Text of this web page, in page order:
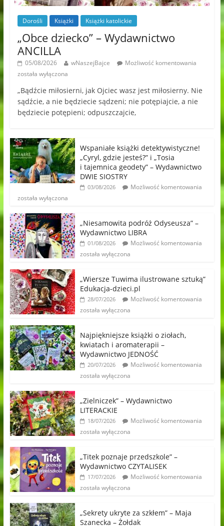
Dorośli Książki Książki katolickie
„Obce dziecko” – Wydawnictwo
ANCILLA
05/08/2026 wNaszejBajce
Możliwość komentowania
została wyłączona
„Bądźcie miłosierni, jak Ojciec wasz jest miłosierny. Nie
sądźcie, a nie będziecie sądzeni; nie potępiajcie, a nie
będziecie potępieni; odpuszczajcie,
Wspaniałe książki detektywistyczne!
„Cyryl, gdzie jesteś?” i „Tosia
i tajemnica geodety” – Wydawnictwo
DWIE SIOSTRY
03/08/2026
Możliwość komentowania
została wyłączona
„Niesamowita podróż Odyseusza” –
Wydawnictwo LIBRA
01/08/2026
Możliwość komentowania
została wyłączona
„Wiersze Tuwima ilustrowane sztuką”
Edukacja-dzieci.pl
28/07/2026
Możliwość komentowania
została wyłączona
Najpiękniejsze książki o ziołach,
kwiatach i aromaterapii –
Wydawnictwo JEDNOŚĆ
20/07/2026
Możliwość komentowania
została wyłączona
„Zielniczek” – Wydawnictwo
LITERACKIE
18/07/2026
Możliwość komentowania
została wyłączona
„Titek poznaje przedszkole” –
Wydawnictwo CZYTALISEK
17/07/2026
Możliwość komentowania
została wyłączona
„Sekrety ukryte za szkłem” – Maja
Szanecka – Żołdak